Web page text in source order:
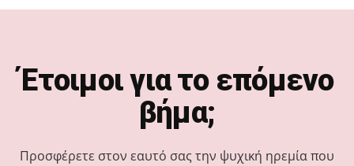
Έτοιμοι για το επόμενο
βήμα;
Προσφέρετε στον εαυτό σας την ψυχική ηρεμία που